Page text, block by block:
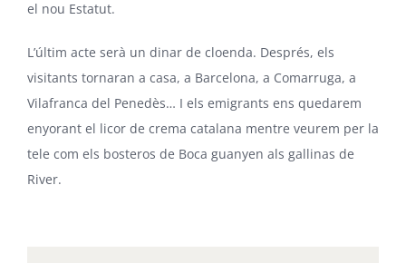
el nou Estatut.
L’últim acte serà un dinar de cloenda. Després, els
visitants tornaran a casa, a Barcelona, a Comarruga, a
Vilafranca del Penedès… I els emigrants ens quedarem
enyorant el licor de crema catalana mentre veurem per la
tele com els bosteros de Boca guanyen als gallinas de
River.